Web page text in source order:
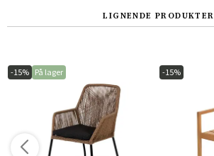
LIGNENDE PRODUKTER
-15% På lager -15%